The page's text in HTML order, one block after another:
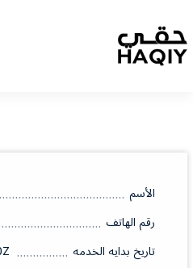
الأسم
رقم الهاتف
تاريخ بدايه الخدمه